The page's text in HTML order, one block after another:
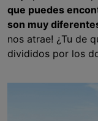
que puedes
son muy
nos atrae! ¿Tu de
divididos por los